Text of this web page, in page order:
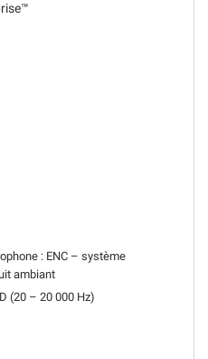
: ENC – système
ambiant
(20 – 20 000 Hz)